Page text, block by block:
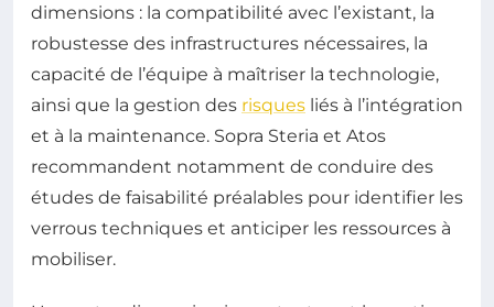
dimensions : la compatibilité avec l’existant, la
robustesse des infrastructures nécessaires, la
capacité de l’équipe à maîtriser la technologie,
ainsi que la gestion des risques liés à l’intégration
et à la maintenance. Sopra Steria et Atos
recommandent notamment de conduire des
études de faisabilité préalables pour identifier les
verrous techniques et anticiper les ressources à
mobiliser.